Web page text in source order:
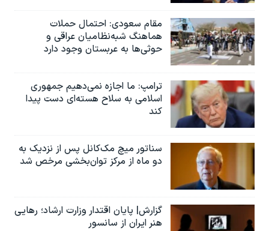
مقام سعودی: احتمال حملات
هماهنگ شبه‌نظامیان عراقی و
حوثی‌ها به عربستان وجود دارد
ترامپ: ما اجازه نمی‌دهیم جمهوری
اسلامی به سلاح هسته‌ای دست پیدا
کند
سناتور میچ مک‌کانل پس از نزدیک به
دو ماه از مرکز توان‌بخشی مرخص شد
گزارش| پایان اقتدار وزارت ارشاد؛ رهایی
هنر ایران از سانسور